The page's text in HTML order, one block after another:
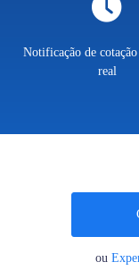
Notificação de
real
ou